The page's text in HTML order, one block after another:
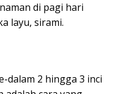
di pagi hari
layu, sirami.
dalam 2 hingga 3 inci